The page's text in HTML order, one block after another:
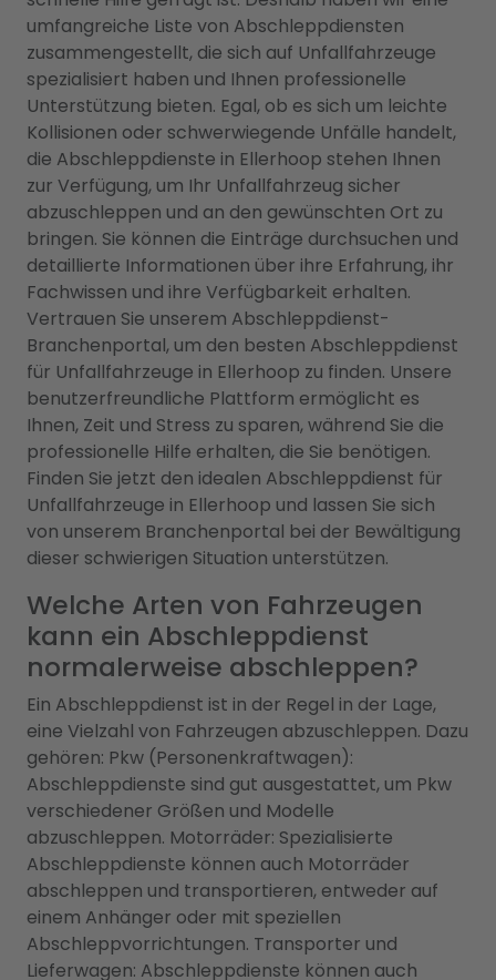
umfangreiche Liste von Abschleppdiensten
zusammengestellt, die sich auf Unfallfahrzeuge
spezialisiert haben und Ihnen professionelle
Unterstützung bieten. Egal, ob es sich um leichte
Kollisionen oder schwerwiegende Unfälle handelt,
die Abschleppdienste in Ellerhoop stehen Ihnen
zur Verfügung, um Ihr Unfallfahrzeug sicher
abzuschleppen und an den gewünschten Ort zu
bringen. Sie können die Einträge durchsuchen und
detaillierte Informationen über ihre Erfahrung, ihr
Fachwissen und ihre Verfügbarkeit erhalten.
Vertrauen Sie unserem Abschleppdienst-
Branchenportal, um den besten Abschleppdienst
für Unfallfahrzeuge in Ellerhoop zu finden. Unsere
benutzerfreundliche Plattform ermöglicht es
Ihnen, Zeit und Stress zu sparen, während Sie die
professionelle Hilfe erhalten, die Sie benötigen.
Finden Sie jetzt den idealen Abschleppdienst für
Unfallfahrzeuge in Ellerhoop und lassen Sie sich
von unserem Branchenportal bei der Bewältigung
dieser schwierigen Situation unterstützen.
Welche Arten von Fahrzeugen
kann ein Abschleppdienst
normalerweise abschleppen?
Ein Abschleppdienst ist in der Regel in der Lage,
eine Vielzahl von Fahrzeugen abzuschleppen. Dazu
gehören: Pkw (Personenkraftwagen):
Abschleppdienste sind gut ausgestattet, um Pkw
verschiedener Größen und Modelle
abzuschleppen. Motorräder: Spezialisierte
Abschleppdienste können auch Motorräder
abschleppen und transportieren, entweder auf
einem Anhänger oder mit speziellen
Abschleppvorrichtungen. Transporter und
Lieferwagen: Abschleppdienste können auch